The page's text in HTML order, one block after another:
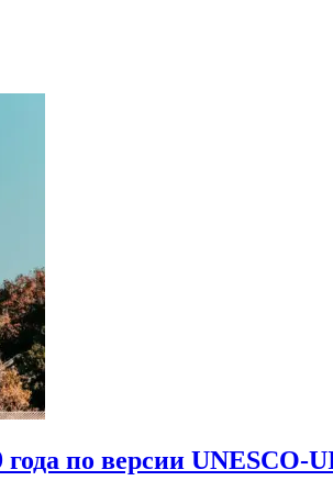
по версии UNESCO-